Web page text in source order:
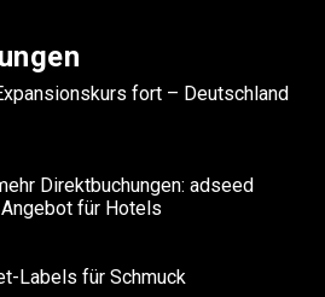
fort – Deutschland
Direktbuchungen: adseed
für Hotels
Labels für Schmuck